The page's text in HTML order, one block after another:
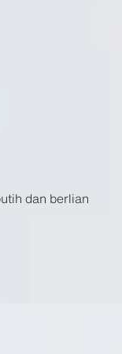
dan berlian